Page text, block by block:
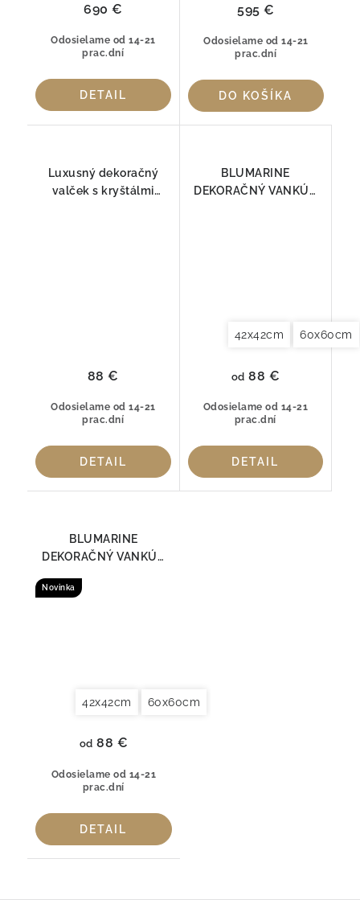
Odosielame od 14-21
prac.dní
690 €
DETAIL
Odosielame od 14-21
prac.dní
595 €
DO KOŠÍKA
Luxusný dekoračný
valček s kryštálmi
Odosielame od 14-21
prac.dní
88 €
DETAIL
BLUMARINE
DEKORAČNÝ VANKÚŠ
42x42cm 60x60cm
Odosielame od 14-21
prac.dní
od 88 €
DETAIL
BLUMARINE
DEKORAČNÝ VANKÚŠ
Novinka
42x42cm 60x60cm
Odosielame od 14-21
prac.dní
od 88 €
DETAIL